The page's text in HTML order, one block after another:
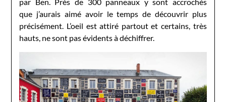
par Ben. Près de 300 panneaux y sont accrochés
que j’aurais aimé avoir le temps de découvrir plus
précisément. L’oeil est attiré partout et certains, très
hauts, ne sont pas évidents à déchiffrer.